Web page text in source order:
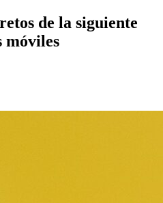
de la siguiente
móviles